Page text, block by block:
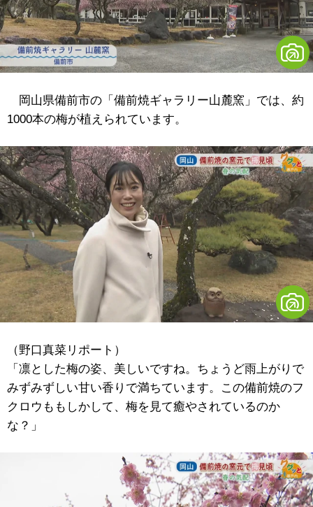
岡山県備前市の「備前焼ギャラリー山麓窯」では、約
1000本の梅が植えられています。
（野口真菜リポート）
「凛とした梅の姿、美しいですね。ちょうど雨上がりで
みずみずしい甘い香りで満ちています。この備前焼のフ
クロウももしかして、梅を見て癒やされているのか
な？」